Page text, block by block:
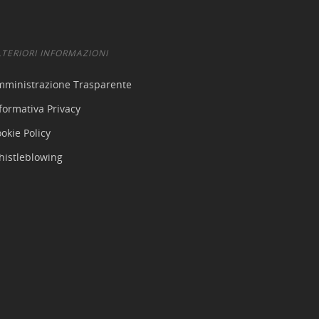
INFORMAZIONI
Trasparente
Privacy
Policy